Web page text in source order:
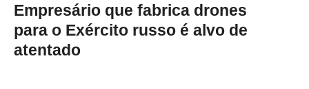
Empresário que fabrica drones
para o Exército russo é alvo de
atentado